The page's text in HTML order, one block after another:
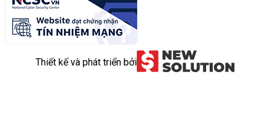
Thiết kế và phát triển bởi